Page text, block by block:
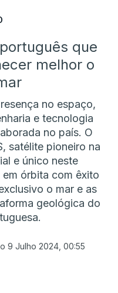
que
melhor o
no espaço,
e tecnologia
no país. O
satélite pioneiro na
e único neste
órbita com êxito
o mar e as
geológica do
9 Julho 2024, 00:55